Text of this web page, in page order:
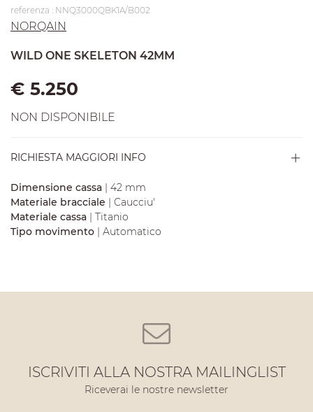
referenza : NNQ3000QBK1A/B002
NORQAIN
WILD ONE SKELETON 42MM
€ 5.250
NON DISPONIBILE
RICHIESTA MAGGIORI INFO
Dimensione cassa | 42 mm
Materiale bracciale | Caucciu'
Materiale cassa | Titanio
Tipo movimento | Automatico
ISCRIVITI ALLA NOSTRA MAILINGLIST
Riceverai le nostre newsletter